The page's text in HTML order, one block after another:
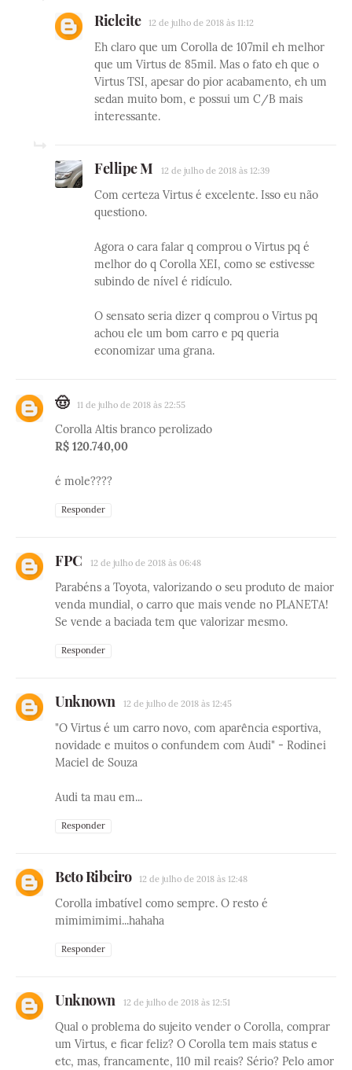
Ricleite 12 de julho de 2018 às 11:12
Eh claro que um Corolla de 107mil eh melhor
que um Virtus de 85mil. Mas o fato eh que o
Virtus TSI, apesar do pior acabamento, eh um
sedan muito bom, e possui um C/B mais
interessante.
Fellipe M 12 de julho de 2018 às 12:39
Com certeza Virtus é excelente. Isso eu não
questiono.
Agora o cara falar q comprou o Virtus pq é
melhor do q Corolla XEI, como se estivesse
subindo de nível é ridículo.
O sensato seria dizer q comprou o Virtus pq
achou ele um bom carro e pq queria
economizar uma grana.
🤠 11 de julho de 2018 às 22:55
Corolla Altis branco perolizado
R$ 120.740,00
é mole????
Responder
FPC 12 de julho de 2018 às 06:48
Parabéns a Toyota, valorizando o seu produto de maior
venda mundial, o carro que mais vende no PLANETA!
Se vende a baciada tem que valorizar mesmo.
Responder
Unknown 12 de julho de 2018 às 12:45
"O Virtus é um carro novo, com aparência esportiva,
novidade e muitos o confundem com Audi" - Rodinei
Maciel de Souza
Audi ta mau em...
Responder
Beto Ribeiro 12 de julho de 2018 às 12:48
Corolla imbatível como sempre. O resto é
mimimimimi...hahaha
Responder
Unknown 12 de julho de 2018 às 12:51
Qual o problema do sujeito vender o Corolla, comprar
um Virtus, e ficar feliz? O Corolla tem mais status e
etc, mas, francamente, 110 mil reais? Sério? Pelo amor